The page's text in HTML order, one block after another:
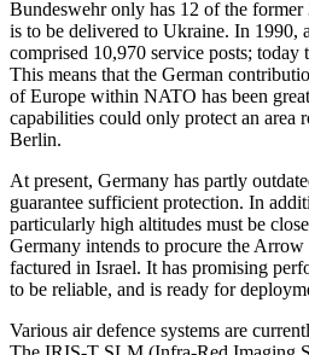
Bundeswehr only has 12 of the
is to be deliv­ered to Ukraine. In 1990,
comprised 10,970 service posts; today
This means that the German
of Europe within NATO has been
capabilities could only protect an area
Berlin.
At present, Germany has partly
guarantee sufficient protection. In
particularly high altitudes must be
Germany intends to pro­cure the
factured in Israel. It has promising
to be reli­able, and is ready for
Various air defence systems are